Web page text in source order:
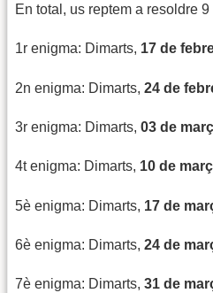
En total, us reptem a resoldre
1r enigma: Dimarts, 17 de
2n enigma: Dimarts, 24 de
3r enigma: Dimarts, 03 de març
4t enigma: Dimarts, 10 de març
5è enigma: Dimarts, 17 de
6è enigma: Dimarts, 24 de
7è enigma: Dimarts, 31 de